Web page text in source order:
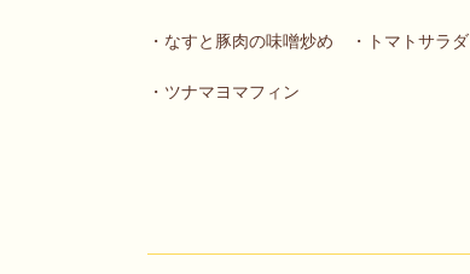
・なすと豚肉の味噌炒め ・トマトサラ
・ツナマヨマフィン